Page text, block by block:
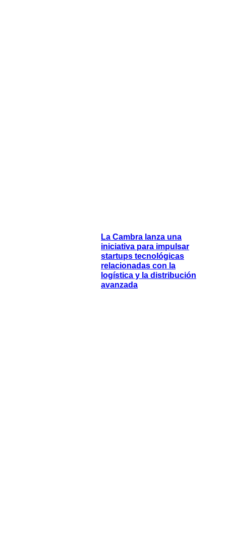
La Cambra lanza una
iniciativa para impulsar
startups tecnológicas
relacionadas con la
logística y la distribución
avanzada